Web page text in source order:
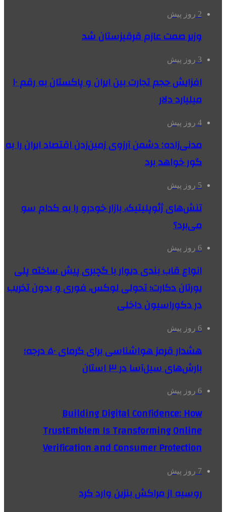
2 روز پیش
وزیر صمت عازم قرقیزستان شد
3 روز پیش
افزایش حجم تجارت بین ایران و پاکستان به رقم ۱۰
میلیارد دلار
4 روز پیش
مدنی‌زاده: دشمن آرزوی زمین‌زدن اقتصاد ایران را به
گور خواهد برد
5 روز پیش
تنش‌های ژئوپلیتیک، بازار خودرو را به کدام سو
می‌برد؟
6 روز پیش
انواع قاب بندی دیوار با گچبری پیش ساخته پلی
یورتان دکارت؛ تحولی لوکس، فوری و بدون تخریب
در دکوراسیون داخلی
6 روز پیش
هشدار قرمز هواشناسی برای گرمای ۵۰ درجه؛
بارش‌های سیل‌آسا در ۳ استان
6 روز پیش
Building Digital Confidence: How
TrustEmblem Is Transforming Online
Verification and Consumer Protection
7 روز پیش
روسیه از مراکش بنزین وارد کرد